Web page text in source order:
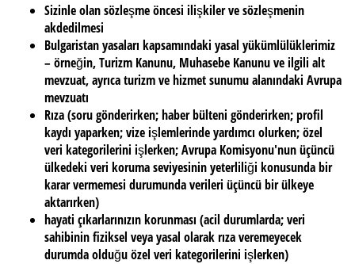
Sizinle olan sözleşme öncesi ilişkiler ve sözleşmenin
akdedilmesi
Bulgaristan yasaları kapsamındaki yasal yükümlülüklerimiz
– örneğin, Turizm Kanunu, Muhasebe Kanunu ve ilgili alt
mevzuat, ayrıca turizm ve hizmet sunumu alanındaki Avrupa
mevzuatı
Rıza (soru gönderirken; haber bülteni gönderirken; profil
kaydı yaparken; vize işlemlerinde yardımcı olurken; özel
veri kategorilerini işlerken; Avrupa Komisyonu'nun üçüncü
ülkedeki veri koruma seviyesinin yeterliliği konusunda bir
karar vermemesi durumunda verileri üçüncü bir ülkeye
aktarırken)
hayati çıkarlarınızın korunması (acil durumlarda; veri
sahibinin fiziksel veya yasal olarak rıza veremeyecek
durumda olduğu özel veri kategorilerini işlerken)